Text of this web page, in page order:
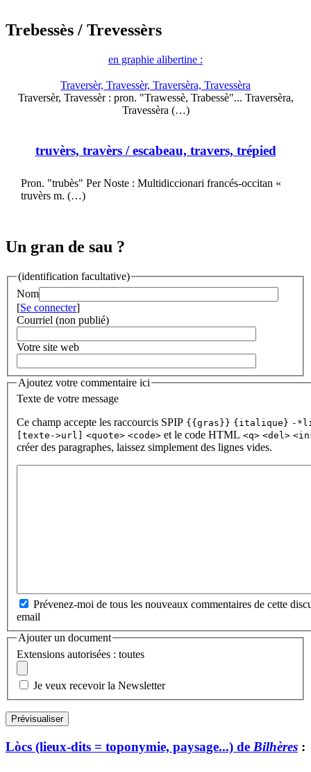
Trebessès / Trevessèrs
en graphie alibertine :
Traversèr, Travessèr, Traversèra, Travessèra
Traversèr, Travessèr : pron. "Trawessè, Trabessè"... Traversèra,
Travessèra (…)
truvèrs, travèrs/ escabeau, travers, trépied
Pron. "trubès" Per Noste : Multidiccionari francés-occitan «
truvèrs m. (…)
Un gran de sau ?
(identification facultative)
Nom
[Se connecter]
Courriel (non publié)
Votre site web
Ajoutez votre commentaire ici
Texte de votre message
Ce champ accepte les raccourcis SPIP {{gras}} {italique} -
[texte->url]
<quote> <code> et le code HTML <q> <del>
créer des paragraphes, laissez simplement des lignes vides.
Prévenez-moi de tous les nouveaux commentaires de cette
email
Ajouter un document
Extensions autorisées : toutes
Je veux recevoir la Newsletter
Lòcs (lieux-dits = toponymie, paysage...) de Bilhères :